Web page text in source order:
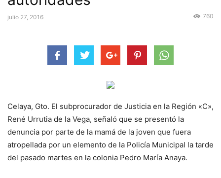
julio 27, 2016 760
Celaya, Gto. El subprocurador de Justicia en la Región «C»,
René Urrutia de la Vega, señaló que se presentó la
denuncia por parte de la mamá de la joven que fuera
atropellada por un elemento de la Policía Municipal la tarde
del pasado martes en la colonia Pedro María Anaya.